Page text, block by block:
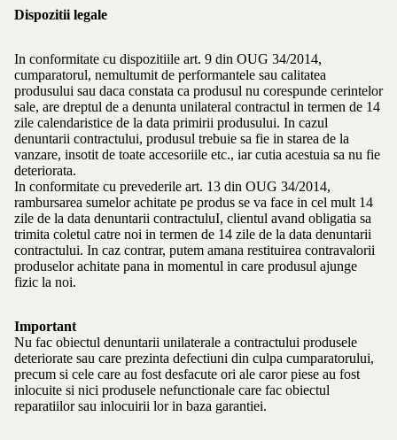
Dispozitii legale
In conformitate cu dispozitiile art. 9 din OUG 34/2014,
cumparatorul, nemultumit de performantele sau calitatea
produsului sau daca constata ca produsul nu corespunde cerintelor
sale, are dreptul de a denunta unilateral contractul in termen de 14
zile calendaristice de la data primirii produsului. In cazul
denuntarii contractului, produsul trebuie sa fie in starea de la
vanzare, insotit de toate accesoriile etc., iar cutia acestuia sa nu fie
deteriorata.
In conformitate cu prevederile art. 13 din OUG 34/2014,
rambursarea sumelor achitate pe produs se va face in cel mult 14
zile de la data denuntarii contractuluI, clientul avand obligatia sa
trimita coletul catre noi in termen de 14 zile de la data denuntarii
contractului. In caz contrar, putem amana restituirea contravalorii
produselor achitate pana in momentul in care produsul ajunge
fizic la noi.
Important
Nu fac obiectul denuntarii unilaterale a contractului produsele
deteriorate sau care prezinta defectiuni din culpa cumparatorului,
precum si cele care au fost desfacute ori ale caror piese au fost
inlocuite si nici produsele nefunctionale care fac obiectul
reparatiilor sau inlocuirii lor in baza garantiei.